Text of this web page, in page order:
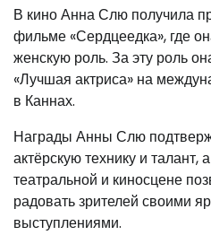
В кино Анна Слю получила
фильме «Сердцеедка», где
женскую роль. За эту роль
«Лучшая актриса» на
в Каннах.
Награды Анны Слю
актёрскую технику и талант,
театральной и киносцене
радовать зрителей своими
выступлениями.